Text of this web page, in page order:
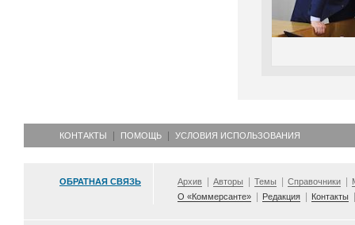
КОНТАКТЫ ПОМОЩЬ УСЛОВИЯ ИСПОЛЬЗОВАНИЯ
ОБРАТНАЯ СВЯЗЬ Архив Авторы Темы Справочники
О «Коммерсанте»
Редакция Контакты